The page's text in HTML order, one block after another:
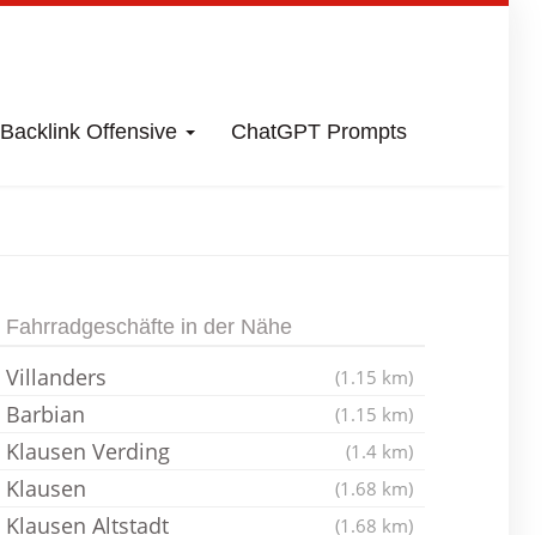
Backlink Offensive ChatGPT Prompts
Fahrradgeschäfte in der Nähe
Villanders (1.15 km)
Barbian (1.15 km)
Klausen Verding (1.4 km)
Klausen (1.68 km)
Klausen Altstadt (1.68 km)